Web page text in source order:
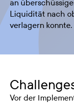
an
Liquidität nach
verlagern konnte.
Vor der